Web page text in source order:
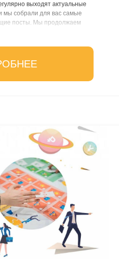
выходят актуальные
мы собрали для вас самые
посты. Мы продолжаем